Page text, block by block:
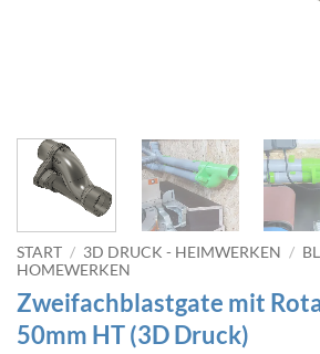
START / 3D DRUCK - HEIMWERKEN /
HOMEWERKEN
Zweifachblastgate mit
50mm HT (3D Druck)